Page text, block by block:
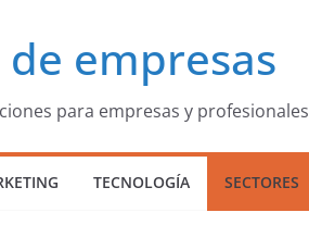
de empresas
para empresas y profesionales
TECNOLOGÍA SECTORES